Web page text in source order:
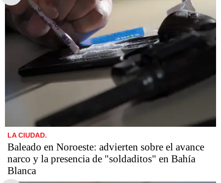
LA CIUDAD.
Baleado en Noroeste: advierten sobre el avance
narco y la presencia de "soldaditos" en Bahía
Blanca